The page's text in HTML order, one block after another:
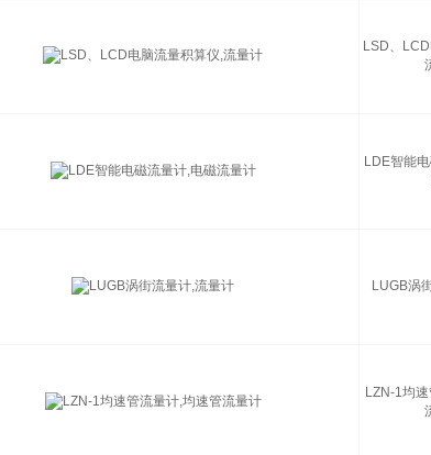
LSD、
LDE智能
LUGB涡
LZN-1均